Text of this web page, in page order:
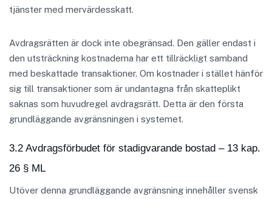
tjänster med mervärdesskatt.
Avdragsrätten är dock inte obegränsad. Den gäller endast i
den utsträckning kostnaderna har ett tillräckligt samband
med beskattade transaktioner. Om kostnader i stället hänför
sig till transaktioner som är undantagna från skatteplikt
saknas som huvudregel avdragsrätt. Detta är den första
grundläggande avgränsningen i systemet.
3.2 Avdragsförbudet för stadigvarande bostad – 13 kap.
26 § ML
Utöver denna grundläggande avgränsning innehåller svensk